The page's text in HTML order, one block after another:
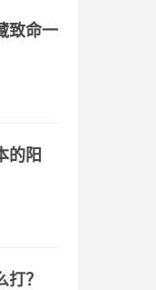
致命一
的阳
？